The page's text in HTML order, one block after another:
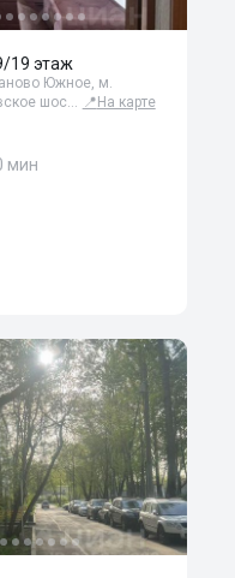
19 этаж
Южное, м.
шос… 📍 На карте
мин